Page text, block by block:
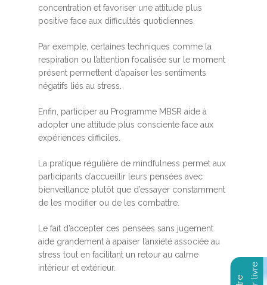
concentration et favoriser une attitude plus
positive face aux difficultés quotidiennes.
Par exemple, certaines techniques comme la
respiration ou l’attention focalisée sur le moment
présent permettent d’apaiser les sentiments
négatifs liés au stress.
Enfin, participer au Programme MBSR aide à
adopter une attitude plus consciente face aux
expériences difficiles.
La pratique régulière de mindfulness permet aux
participants d’accueillir leurs pensées avec
bienveillance plutôt que d’essayer constamment
de les modifier ou de les combattre.
Le fait d’accepter ces pensées sans jugement
aide grandement à apaiser l’anxiété associée au
stress tout en facilitant un retour au calme
intérieur et extérieur.